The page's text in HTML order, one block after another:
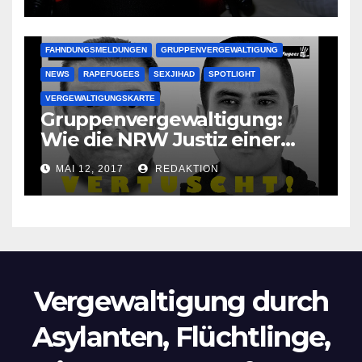
krankenhausreif
FAHNDUNGSMELDUNGEN GRUPPENVERGEWALTIGUNG
NEWS RAPEFUGEES SEXJIHAD SPOTLIGHT
VERGEWALTIGUNGSKARTE
Gruppenvergewaltigung:
Wie die NRW Justiz einer
Lokalzeitung verbietet diese
Bilder zu veröffentlichen
MAI 12, 2017 REDAKTION
Vergewaltigung durch
Asylanten, Flüchtlinge,